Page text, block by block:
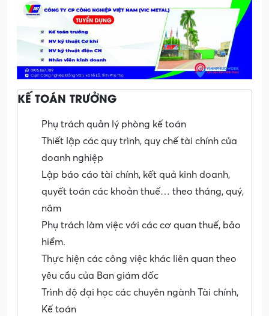
KẾ TOÁN TRƯỞNG
Phụ trách quản lý phòng kế toán
Thiết lập các quy trình, quy chế tài chính của
doanh nghiệp
Lập báo cáo tài chính, kết quả kinh doanh,
quyết toán các khoản thuế… theo tháng, quý,
năm
Phụ trách làm việc với các cơ quan thuế, bảo
hiểm.
Thực hiện các công việc khác liên quan theo
yêu cầu của Ban giám đốc
Trình độ đại học các chuyên ngành Tài chính,
Kế toán